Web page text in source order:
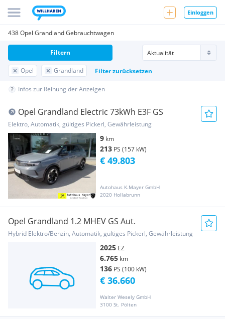
Einloggen
438 Opel Grandland Gebrauchtwagen
Opel Grandland Filter zurücksetzen
Filtern
Infos zur Reihung der Anzeigen
Opel Grandland Electric 73kWh E3F GS
Elektro, Automatik, gültiges Pickerl, Gewährleistung
9 km
213 PS (157 kW)
Autohaus K.Mayer GmbH
2020 Hollabrunn
€ 49.803
Opel Grandland 1.2 MHEV GS Aut.
Hybrid Elektro/Benzin, Automatik, gültiges Pickerl, Gewährleistung
2025 EZ
6.765 km
136 PS (100 kW)
Walter Wesely GmbH
3100 St. Pölten
€ 36.660